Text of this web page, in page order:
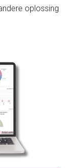
oplossing